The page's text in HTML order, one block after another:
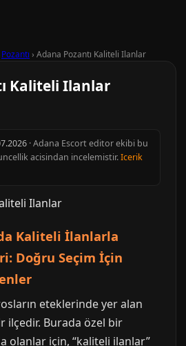
Pozantı › Adana Pozantı Kaliteli Ilanlar
Kaliteli Ilanlar
· Adana Escort editor ekibi bu
acisindan incelemistir.Icerik
Kaliteli İlanlarla
Doğru Seçim İçin
eteklerinde yer alan
ilçedir. Burada özel bir
olanlar için, “kaliteli ilanlar”